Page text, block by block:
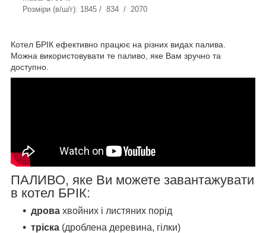
Розміри (в/ш/г): 1845 / 834 / 2070
Котел БРІК ефективно працює на різних видах палива.
Можна використовувати те паливо, яке Вам зручно та
доступно.
ПАЛИВО, яке Ви можете завантажувати
в котел БРІК:
дрова хвойних і листяних порід
тріска (дроблена деревина, гілки)